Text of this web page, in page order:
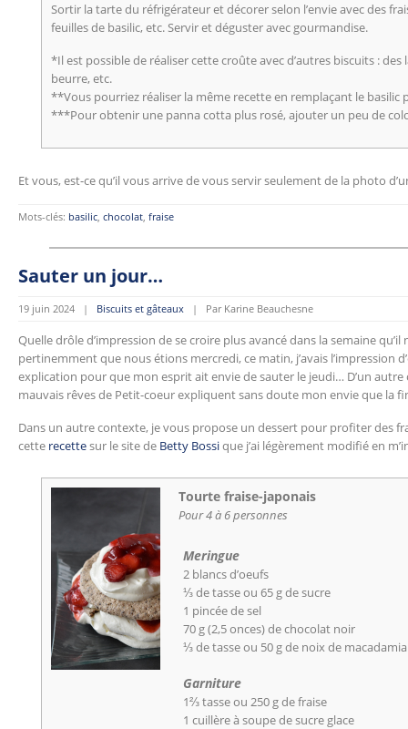
Sortir la tarte du réfrigérateur et décorer selon l’envie avec des
feuilles de basilic, etc. Servir et déguster avec gourmandise.
*Il est possible de réaliser cette croûte avec d’autres biscuits :
beurre, etc.
**Vous pourriez réaliser la même recette en remplaçant le basilic
***Pour obtenir une panna cotta plus rosé, ajouter un peu de
Et vous, est-ce qu’il vous arrive de vous servir seulement de la photo
Mots-clés: basilic, chocolat, fraise
Sauter un jour…
19 juin 2024 | Biscuits et gâteaux | Par Karine Beauchesne
Quelle drôle d’impression de se croire plus avancé dans la semaine qu’il
pertinemment que nous étions mercredi, ce matin, j’avais l’impression
explication pour que mon esprit ait envie de sauter le jeudi… D’un
mauvais rêves de Petit-coeur expliquent sans doute mon envie que la
Dans un autre contexte, je vous propose un dessert pour profiter des
cette recettesur le site de Betty Bossique j’ai légèrement modifié en
Tourte fraise-japonais
Pour 4 à 6 personnes
Meringue
2 blancs d’oeufs
⅓ de tasse ou 65 g de sucre
1 pincée de sel
70 g (2,5 onces) de chocolat noir
⅓ de tasse ou 50 g de noix de macadamia
Garniture
1⅔ tasse ou 250 g de fraise
1 cuillère à soupe de sucre glace